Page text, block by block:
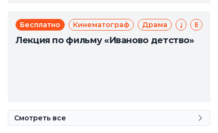
Бесплатно Кинематограф Драма Доступная среда Великая Отечественная война
Лекция по фильму «Иваново детство»
Смотреть все